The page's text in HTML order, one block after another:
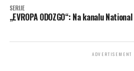
SERIJE
„EVROPA ODOZGO“: Na kanalu
ADVERTISEMENT